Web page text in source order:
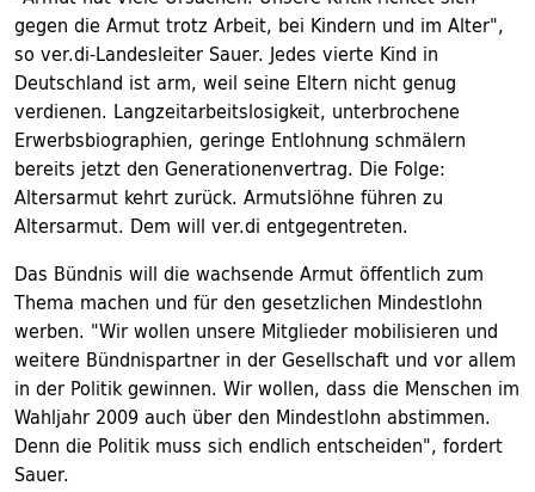
gegen die Armut trotz Arbeit, bei Kindern und im Alter",
so ver.di-Landesleiter Sauer. Jedes vierte Kind in
Deutschland ist arm, weil seine Eltern nicht genug
verdienen. Langzeitarbeitslosigkeit, unterbrochene
Erwerbsbiographien, geringe Entlohnung schmälern
bereits jetzt den Generationenvertrag. Die Folge:
Altersarmut kehrt zurück. Armutslöhne führen zu
Altersarmut. Dem will ver.di entgegentreten.
Das Bündnis will die wachsende Armut öffentlich zum
Thema machen und für den gesetzlichen Mindestlohn
werben. "Wir wollen unsere Mitglieder mobilisieren und
weitere Bündnispartner in der Gesellschaft und vor allem
in der Politik gewinnen. Wir wollen, dass die Menschen im
Wahljahr 2009 auch über den Mindestlohn abstimmen.
Denn die Politik muss sich endlich entscheiden", fordert
Sauer.